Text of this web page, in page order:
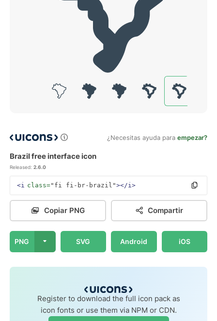
¿Necesitas ayuda para empezar?
Brazil free interface icon
Released: 2.6.0
<i class="fi fi-br-brazil"></i>
Copiar PNG Compartir
PNG SVG Android iOS
Register to download the full icon pack as
icon fonts or use them via NPM or CDN.